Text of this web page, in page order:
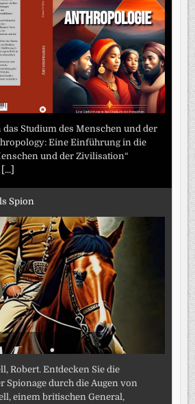
Studium des Menschen und der
Eine Einführung in die
und der Zivilisation“
[...]
Spion
Robert. Entdecken Sie die
Spionage durch die Augen von
einem britischen General,